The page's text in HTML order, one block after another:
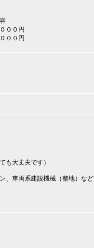
００円
００円
も大丈夫です）
、車両系建設機械（整地）など